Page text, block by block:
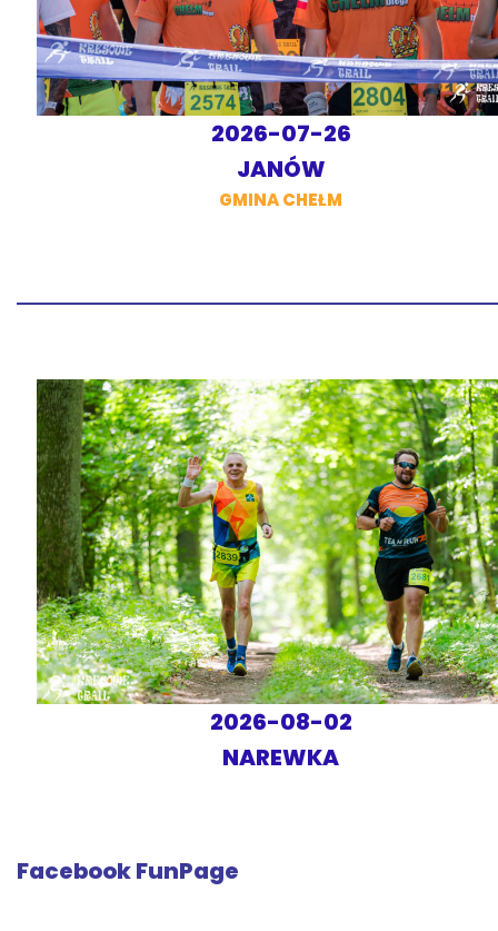
2026-07-26
JANÓW
GMINA CHEŁM
2026-08-02
NAREWKA
Facebook FunPage